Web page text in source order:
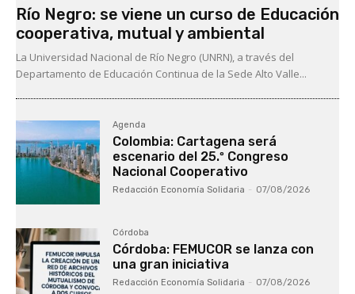
Río Negro: se viene un curso de Educación
cooperativa, mutual y ambiental
La Universidad Nacional de Río Negro (UNRN), a través del
Departamento de Educación Continua de la Sede Alto Valle...
Agenda
Colombia: Cartagena será
escenario del 25.º Congreso
Nacional Cooperativo
Redacción Economía Solidaria - 07/08/2026
Córdoba
Córdoba: FEMUCOR se lanza con
una gran iniciativa
Redacción Economía Solidaria - 07/08/2026